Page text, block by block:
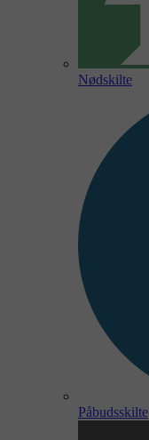
Nødskilte
Påbudsskilte